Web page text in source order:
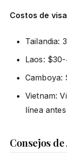
Costos de
Tailandia:
Laos:
Camboya:
Vietnam:
línea
Consejos